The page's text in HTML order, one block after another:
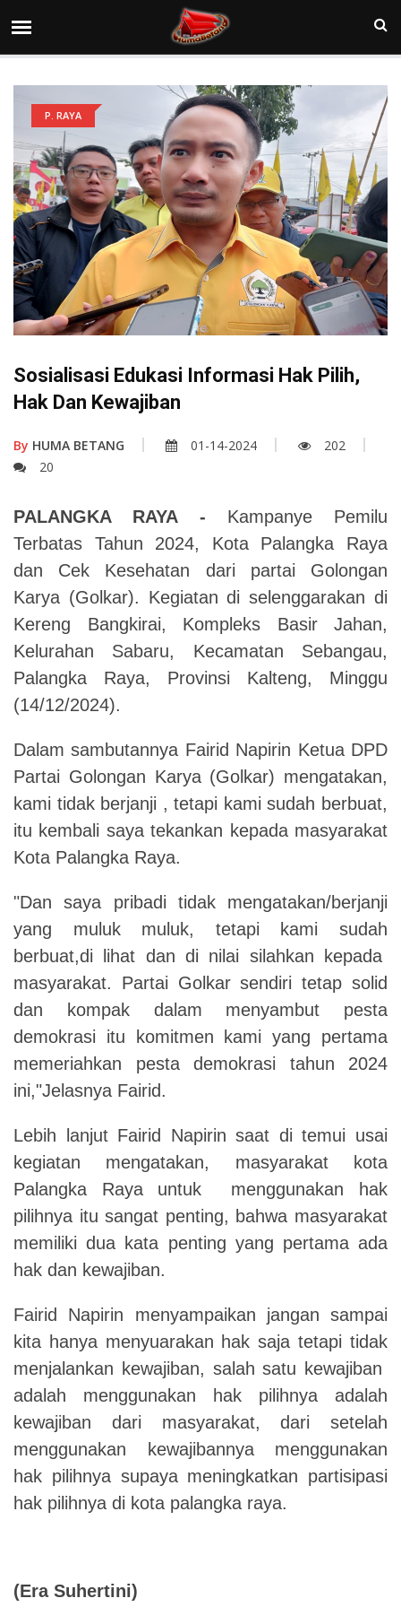
P. RAYA
Sosialisasi Edukasi Informasi Hak Pilih,
Hak Dan Kewajiban
By HUMA BETANG 01-14-2024
202
20
PALANGKA RAYA - Kampanye Pemilu
Terbatas Tahun 2024, Kota Palangka Raya
dan Cek Kesehatan dari partai Golongan
Karya (Golkar). Kegiatan di selenggarakan di
Kereng Bangkirai, Kompleks Basir Jahan,
Kelurahan Sabaru, Kecamatan Sebangau,
Palangka Raya, Provinsi Kalteng, Minggu
(14/12/2024).
Dalam sambutannya Fairid Napirin Ketua DPD
Partai Golongan Karya (Golkar) mengatakan,
kami tidak berjanji , tetapi kami sudah berbuat,
itu kembali saya tekankan kepada masyarakat
Kota Palangka Raya.
"Dan saya pribadi tidak mengatakan/berjanji
yang muluk muluk, tetapi kami sudah
berbuat,di lihat dan di nilai silahkan kepada
masyarakat. Partai Golkar sendiri tetap solid
dan kompak dalam menyambut pesta
demokrasi itu komitmen kami yang pertama
memeriahkan pesta demokrasi tahun 2024
ini,"Jelasnya Fairid.
Lebih lanjut Fairid Napirin saat di temui usai
kegiatan mengatakan, masyarakat kota
Palangka Raya untuk menggunakan hak
pilihnya itu sangat penting, bahwa masyarakat
memiliki dua kata penting yang pertama ada
hak dan kewajiban.
Fairid Napirin menyampaikan jangan sampai
kita hanya menyuarakan hak saja tetapi tidak
menjalankan kewajiban, salah satu kewajiban
adalah menggunakan hak pilihnya adalah
kewajiban dari masyarakat, dari setelah
menggunakan kewajibannya menggunakan
hak pilihnya supaya meningkatkan partisipasi
hak pilihnya di kota palangka raya.
(Era Suhertini)